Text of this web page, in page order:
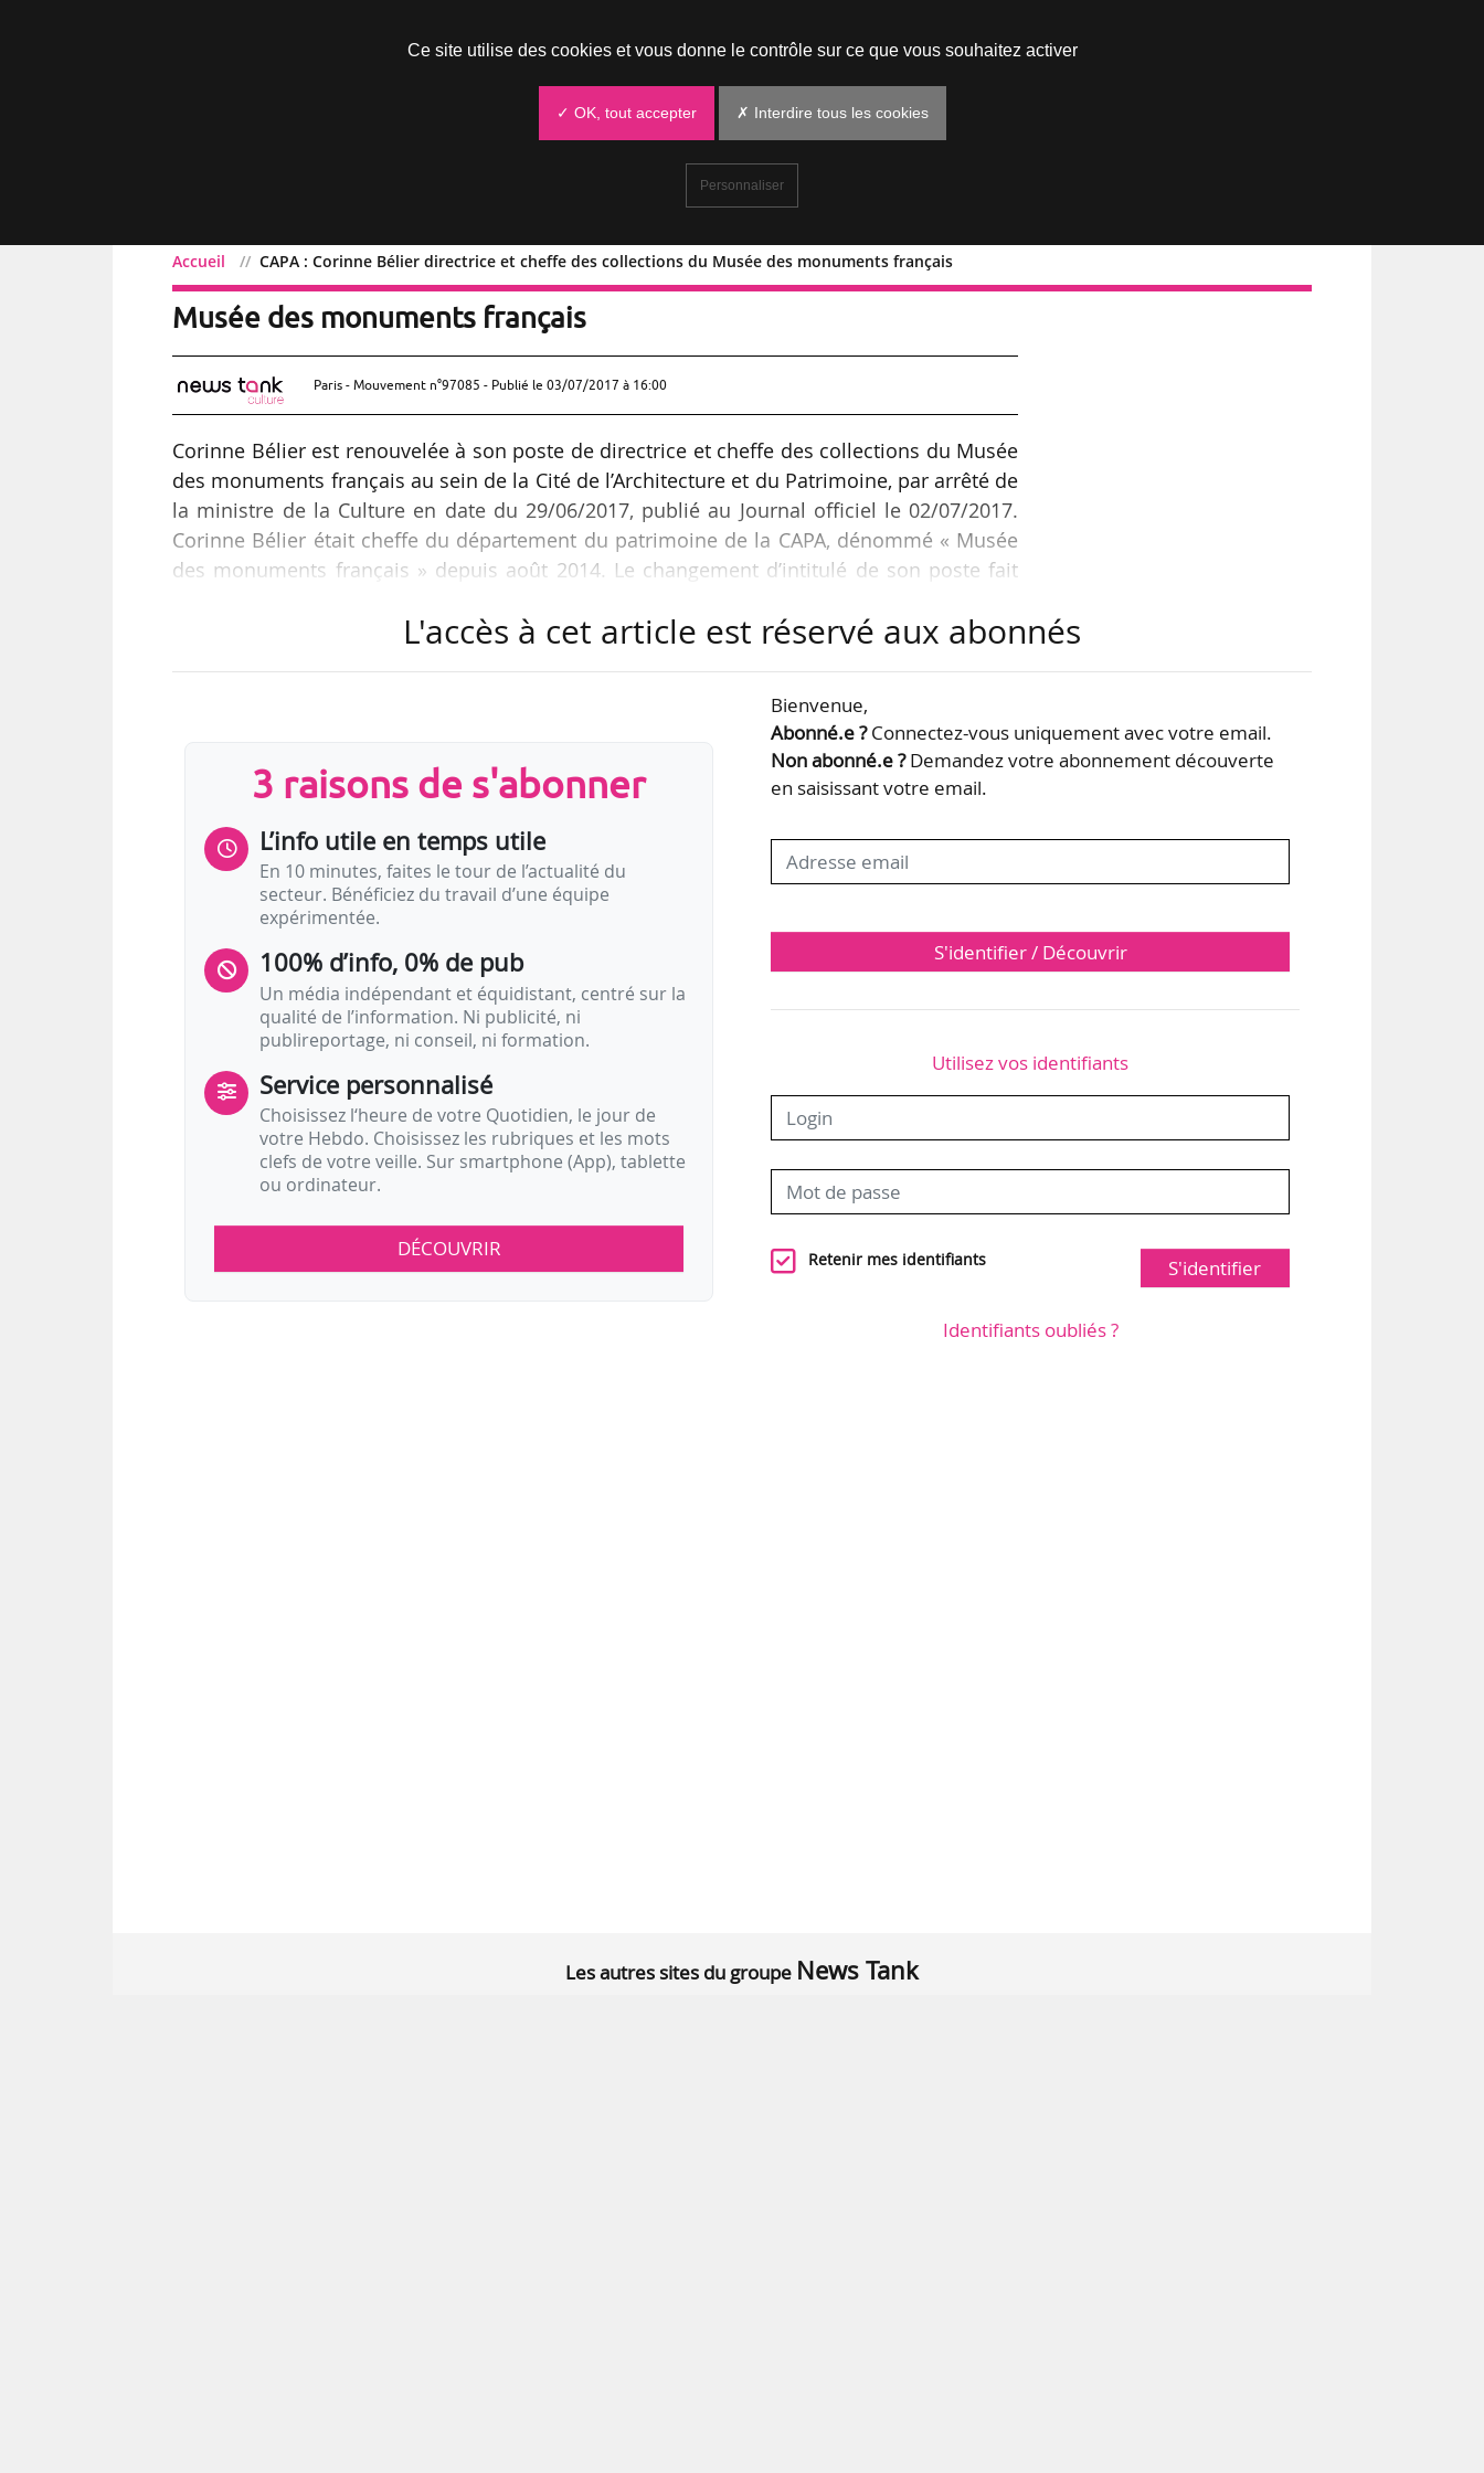
Accueil CAPA : Corinne Bélier directrice et cheffe des collections du Musée des monuments français
CAPA : Corinne Bélier directrice et cheffe des collections du
Musée des monuments français
Paris - Mouvement n°97085 - Publié le 03/07/2017 à 16:00
Corinne Bélier est renouvelée à son poste de directrice et cheffe des collections du Musée
des monuments français au sein de la Cité de l’Architecture et du Patrimoine, par arrêté de
la ministre de la Culture en date du 29/06/2017, publié au Journal officiel le 02/07/2017.
Corinne Bélier était cheffe du département du patrimoine de la CAPA, dénommé « Musée
des monuments français » depuis août 2014. Le changement d’intitulé de son poste fait
CAPA par le décret du 19/10/2016. Ce dernier prévoit notamment que les chefs de
L'accès à cet article est réservé aux abonnés
3 raisons de s'abonner
L’info utile en temps utile
En 10 minutes, faites le tour de l’actualité du
secteur. Bénéficiez du travail d’une équipe
expérimentée.
100% d’info, 0% de pub
Un média indépendant et équidistant, centré sur la
qualité de l’information. Ni publicité, ni
publireportage, ni conseil, ni formation.
Service personnalisé
Choisissez l‘heure de votre Quotidien, le jour de
votre Hebdo. Choisissez les rubriques et les mots
clefs de votre veille. Sur smartphone (App), tablette
ou ordinateur.
DÉCOUVRIR
Bienvenue,
Abonné.e ?Connectez-vous uniquement avec votre email.
Non abonné.e ?Demandez votre abonnement découverte
en saisissant votre email.
S'identifier / Découvrir
Utilisez vos identifiants
Retenir mes identifiants S'identifier
Identifiants oubliés ?
Les autres sites du groupe News Tank
Ce site utilise des cookies et vous donne le contrôle sur ce que vous souhaitez activer
✓ OK, tout accepter ✗ Interdire tous les cookies
Personnaliser